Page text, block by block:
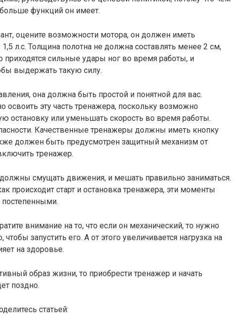
функций он имеет.
оцените возможности мотора, он должен иметь
л.с. Толщина полотна не должна составлять менее 2 см,
приходятся сильные удары ног во время работы, и
выдержать такую силу.
она должна быть простой и понятной для вас.
освоить эту часть тренажера, поскольку возможно
остановку или уменьшать скорость во время работы.
Качественные тренажеры должны иметь кнопку
должен быть предусмотрен защитный механизм от
тренажер.
смущать движения, и мешать правильно заниматься.
происходит старт и остановка тренажера, эти моменты
внимание на то, что если он механический, то нужно
запустить его. А от этого увеличивается нагрузка на
на здоровье.
образ жизни, то приобрести тренажер и начать
поздно.
статьей: